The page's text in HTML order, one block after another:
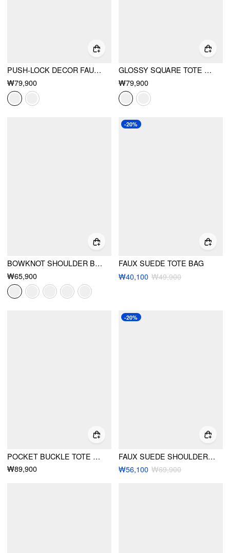
PUSH-LOCK DECOR FAUX LEATHER TOTE BAG
₩79,900
GLOSSY SQUARE TOTE BAG
₩79,900
BOWKNOT SHOULDER BAG
₩65,900
-20%
FAUX SUEDE TOTE BAG
₩40,100 ₩49,900
POCKET BUCKLE TOTE BAG
₩89,900
-20%
FAUX SUEDE SHOULDER BAG
₩56,100 ₩69,900